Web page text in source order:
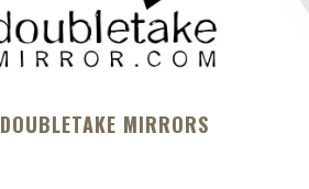
DOUBLETAKE MIRRORS